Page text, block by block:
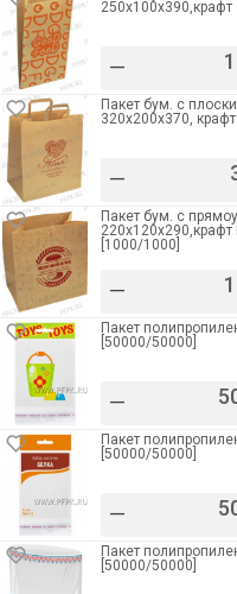
250х100х390,крафт
–
Пакет бум. с
320х200х370,
–
Пакет бум. с
[1000/1000]
–
Пакет
[50000/50000]
–
Пакет
[50000/50000]
–
Пакет
[50000/50000]